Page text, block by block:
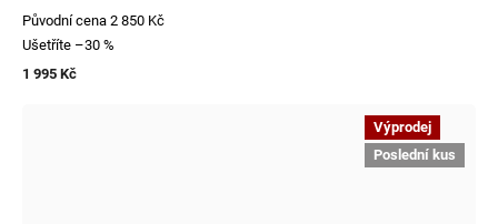
Původní cena 2 850 Kč
Ušetříte –30 %
1 995 Kč
Výprodej
Poslední kus